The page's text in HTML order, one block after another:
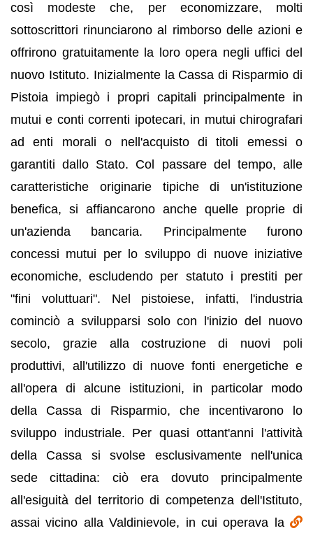
così modeste che, per economizzare, molti
sottoscrittori rinunciarono al rimborso delle azioni e
offrirono gratuitamente la loro opera negli uffici del
nuovo Istituto. Inizialmente la Cassa di Risparmio di
Pistoia impiegò i propri capitali principalmente in
mutui e conti correnti ipotecari, in mutui chirografari
ad enti morali o nell'acquisto di titoli emessi o
garantiti dallo Stato. Col passare del tempo, alle
caratteristiche originarie tipiche di un'istituzione
benefica, si affiancarono anche quelle proprie di
un'azienda bancaria. Principalmente furono
concessi mutui per lo sviluppo di nuove iniziative
economiche, escludendo per statuto i prestiti per
"fini voluttuari". Nel pistoiese, infatti, l'industria
cominciò a svilupparsi solo con l'inizio del nuovo
secolo, grazie alla costruzione di nuovi poli
produttivi, all'utilizzo di nuove fonti energetiche e
all'opera di alcune istituzioni, in particolar modo
della Cassa di Risparmio, che incentivarono lo
sviluppo industriale. Per quasi ottant'anni l'attività
della Cassa si svolse esclusivamente nell'unica
sede cittadina: ciò era dovuto principalmente
all'esiguità del territorio di competenza dell'Istituto,
assai vicino alla Valdinievole, in cui operava la